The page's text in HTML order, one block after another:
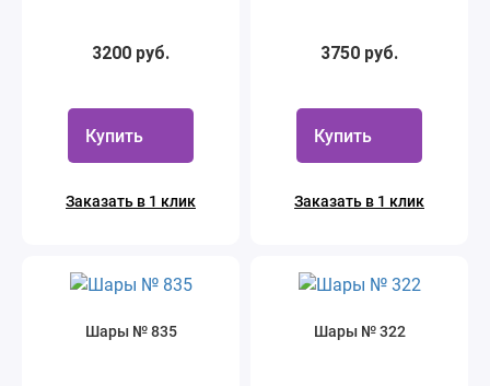
3200 руб.
Купить
Заказать в 1 клик
3750 руб.
Купить
Заказать в 1 клик
Шары № 835 Шары № 322